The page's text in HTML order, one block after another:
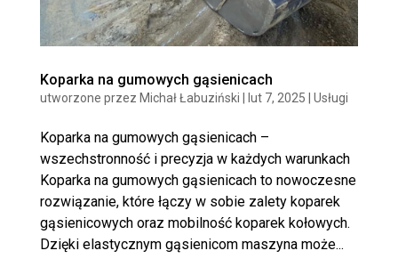
Koparka na gumowych gąsienicach
utworzone przez Michał Łabuziński lut 7, 2025 Usługi
Koparka na gumowych gąsienicach –
wszechstronność i precyzja w każdych warunkach
Koparka na gumowych gąsienicach to nowoczesne
rozwiązanie, które łączy w sobie zalety koparek
gąsienicowych oraz mobilność koparek kołowych.
Dzięki elastycznym gąsienicom maszyna może...